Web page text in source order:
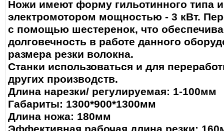
Ножи имеют форму гильотинного типа
электромотором мощностью - 3 кВт.
с помощью шестеренок, что
долговечность в работе данного
размера резки волокна.
Станки использоваться и для
других производств.
Длина нарезки/ регулируемая: 1-100мм
Габариты: 1300*900*1300мм
Длина ножа: 180мм